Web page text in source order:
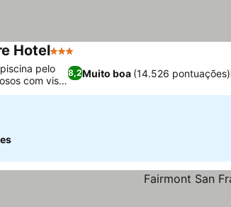
Hotel3 Estrelas
8,2Muito boa (14.526 pontuações)
pelo
com vista